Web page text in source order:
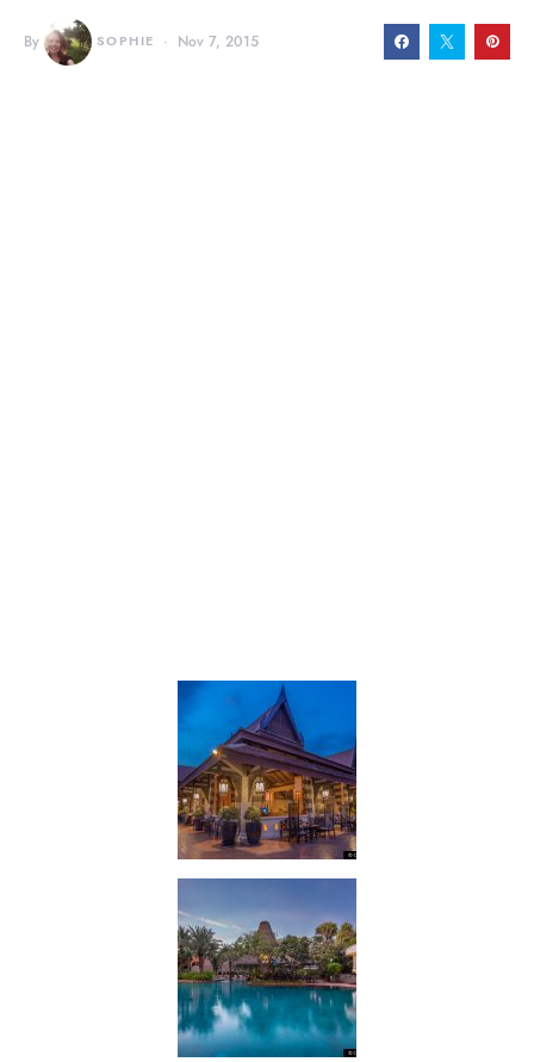
By SOPHIE Nov 7, 2015